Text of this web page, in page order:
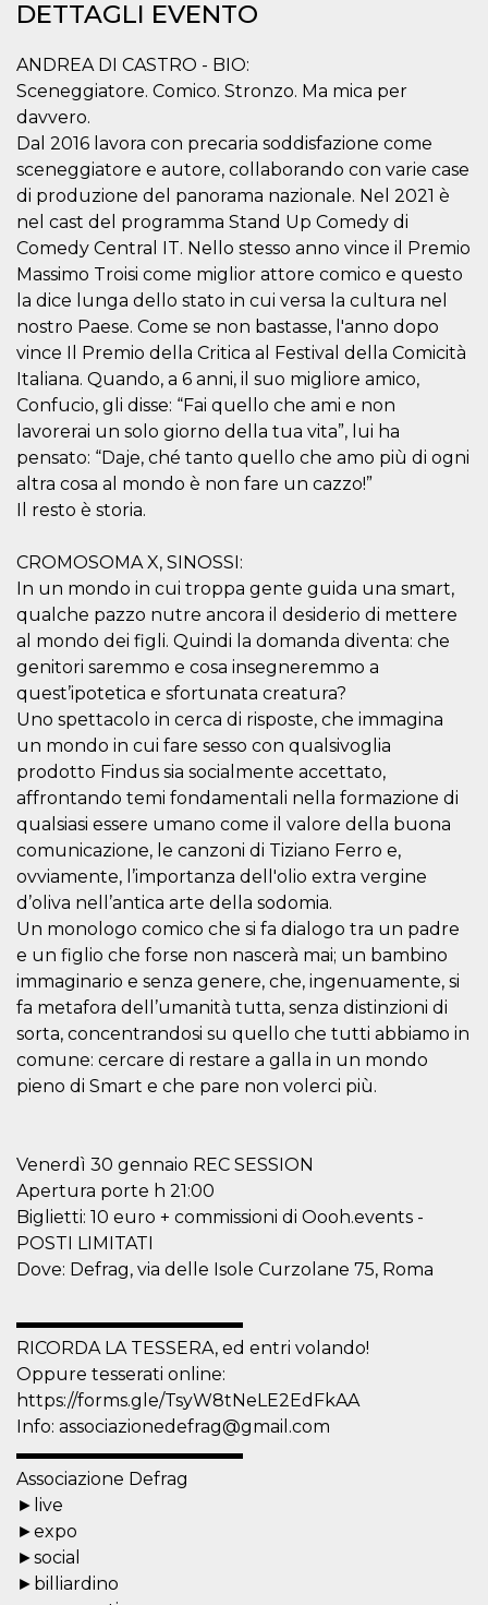
DETTAGLI EVENTO
ANDREA DI CASTRO - BIO:
Sceneggiatore. Comico. Stronzo. Ma mica per
davvero.
Dal 2016 lavora con precaria soddisfazione come
sceneggiatore e autore, collaborando con varie case
di produzione del panorama nazionale. Nel 2021 è
nel cast del programma Stand Up Comedy di
Comedy Central IT. Nello stesso anno vince il Premio
Massimo Troisi come miglior attore comico e questo
la dice lunga dello stato in cui versa la cultura nel
nostro Paese. Come se non bastasse, l'anno dopo
vince Il Premio della Critica al Festival della Comicità
Italiana. Quando, a 6 anni, il suo migliore amico,
Confucio, gli disse: “Fai quello che ami e non
lavorerai un solo giorno della tua vita”, lui ha
pensato: “Daje, ché tanto quello che amo più di ogni
altra cosa al mondo è non fare un cazzo!”
Il resto è storia.
CROMOSOMA X, SINOSSI:
In un mondo in cui troppa gente guida una smart,
qualche pazzo nutre ancora il desiderio di mettere
al mondo dei figli. Quindi la domanda diventa: che
genitori saremmo e cosa insegneremmo a
quest’ipotetica e sfortunata creatura?
Uno spettacolo in cerca di risposte, che immagina
un mondo in cui fare sesso con qualsivoglia
prodotto Findus sia socialmente accettato,
affrontando temi fondamentali nella formazione di
qualsiasi essere umano come il valore della buona
comunicazione, le canzoni di Tiziano Ferro e,
ovviamente, l’importanza dell'olio extra vergine
d’oliva nell’antica arte della sodomia.
Un monologo comico che si fa dialogo tra un padre
e un figlio che forse non nascerà mai; un bambino
immaginario e senza genere, che, ingenuamente, si
fa metafora dell’umanità tutta, senza distinzioni di
sorta, concentrandosi su quello che tutti abbiamo in
comune: cercare di restare a galla in un mondo
pieno di Smart e che pare non volerci più.
Venerdì 30 gennaio REC SESSION
Apertura porte h 21:00
Biglietti: 10 euro + commissioni di Oooh.events -
POSTI LIMITATI
Dove: Defrag, via delle Isole Curzolane 75, Roma
▬▬▬▬▬▬▬▬▬▬▬▬▬
RICORDA LA TESSERA, ed entri volando!
Oppure tesserati online:
https://forms.gle/TsyW8tNeLE2EdFkAA
Info: associazionedefrag@gmail.com
▬▬▬▬▬▬▬▬▬▬▬▬▬
Associazione Defrag
►live
►expo
►social
►billiardino
.oooh.events
verifica che il
browser accetti i
cookie.
PHPSESSID
PHP.net
oooh.events
Sessione
Cookie
generato da
applicazioni
basate sul
Si tratta di un
identificatore
generico
utilizzato per
mantenere le
variabili di
sessione utente.
Normalmente è
un numero
generato in
modo casuale, il
viene utilizzato
tra le pagine.
m
Stripe
m.stripe.com
1 anno 1
mese
Questo cookie
generalmente
prestazioni e
elaborazione
dei pagamenti,
facilitando la
memorizzazione
dei contenuti
sul browser per
rendere le
pagine più
veloci.
CookieScriptConsent
CookieScript
oooh.events
4
2 giorni
Questo cookie
viene utilizzato
Script.com per
ricordare le
preferenze di
consenso sui
cookie dei
visitatori. È
necessario che il
banner dei
cookie di
Storage declaration
Nome
type
fbssls_314278995690155
storage
Local
storage
Nome